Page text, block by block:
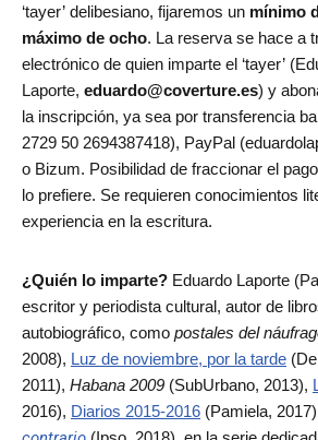
‘tayer’ delibesiano, fijaremos un mínimo
máximo de ocho. La reserva se hace a
electrónico de quien imparte el ‘tayer’
Laporte, eduardo@coverture.es) y
la inscripción, ya sea por transferencia
2729 50 2694387418), PayPal
o Bizum. Posibilidad de fraccionar el
lo prefiere. Se requieren conocimientos
experiencia en la escritura.
¿Quién lo imparte? Eduardo Laporte
escritor y periodista cultural, autor de
autobiográfico, como postales del
2008), Luz de noviembre, por la tarde
2011), Habana 2009 (SubUrbano, 2013),
2016), Diarios 2015-2016 (Pamiela,